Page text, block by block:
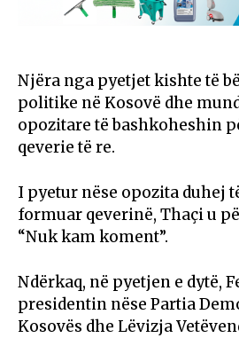
Njëra nga pyetjet kishte të
politike në Kosovë dhe
opozitare të bashkoheshin
qeverie të re.
I pyetur nëse opozita duhej
formuar qeverinë, Thaçi u
“Nuk kam koment”.
Ndërkaq, në pyetjen e dytë,
presidentin nëse Partia
Kosovës dhe Lëvizja